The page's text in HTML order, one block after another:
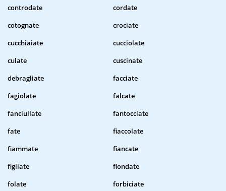
controdate
cordate
cotognate
crociate
cucchiaiate
cucciolate
culate
cuscinate
debragliate
facciate
fagiolate
falcate
fanciullate
fantocciate
fate
fiaccolate
fiammate
fiancate
figliate
fiondate
folate
forbiciate